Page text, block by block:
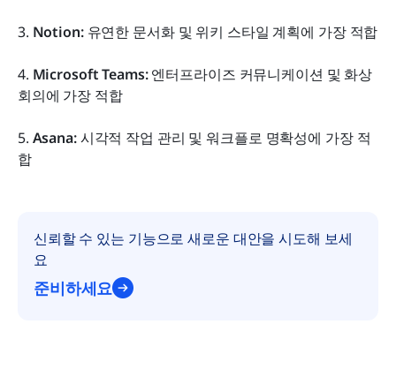
3. Notion: 유연한 문서화 및 위키 스타일 계획에 가장 적합
4. Microsoft Teams: 엔터프라이즈 커뮤니케이션 및 화상
회의에 가장 적합
5. Asana: 시각적 작업 관리 및 워크플로 명확성에 가장 적
합
신뢰할 수 있는 기능으로 새로운 대안을 시도해 보세
요
준비하세요